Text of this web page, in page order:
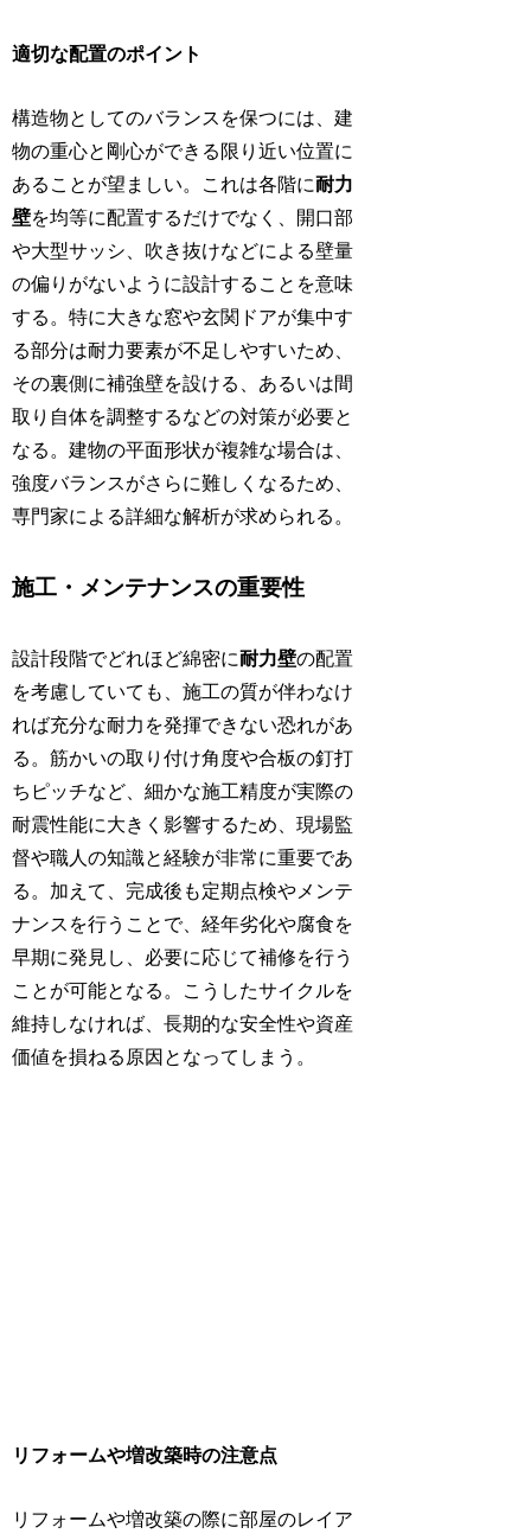
適切な配置のポイント
構造物としてのバランスを保つには、建
物の重心と剛心ができる限り近い位置に
あることが望ましい。これは各階に耐力
壁を均等に配置するだけでなく、開口部
や大型サッシ、吹き抜けなどによる壁量
の偏りがないように設計することを意味
する。特に大きな窓や玄関ドアが集中す
る部分は耐力要素が不足しやすいため、
その裏側に補強壁を設ける、あるいは間
取り自体を調整するなどの対策が必要と
なる。建物の平面形状が複雑な場合は、
強度バランスがさらに難しくなるため、
専門家による詳細な解析が求められる。
施工・メンテナンスの重要性
設計段階でどれほど綿密に耐力壁の配置
を考慮していても、施工の質が伴わなけ
れば充分な耐力を発揮できない恐れがあ
る。筋かいの取り付け角度や合板の釘打
ちピッチなど、細かな施工精度が実際の
耐震性能に大きく影響するため、現場監
督や職人の知識と経験が非常に重要であ
る。加えて、完成後も定期点検やメンテ
ナンスを行うことで、経年劣化や腐食を
早期に発見し、必要に応じて補修を行う
ことが可能となる。こうしたサイクルを
維持しなければ、長期的な安全性や資産
価値を損ねる原因となってしまう。
リフォームや増改築時の注意点
リフォームや増改築の際に部屋のレイア